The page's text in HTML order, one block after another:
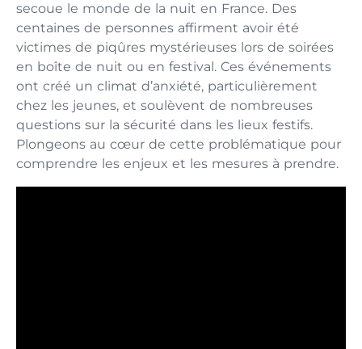
secoue le monde de la nuit en France. Des
centaines de personnes affirment avoir été
victimes de piqûres mystérieuses lors de soirées
en boîte de nuit ou en festival. Ces événements
ont créé un climat d’anxiété, particulièrement
chez les jeunes, et soulèvent de nombreuses
questions sur la sécurité dans les lieux festifs.
Plongeons au cœur de cette problématique pour
comprendre les enjeux et les mesures à prendre.